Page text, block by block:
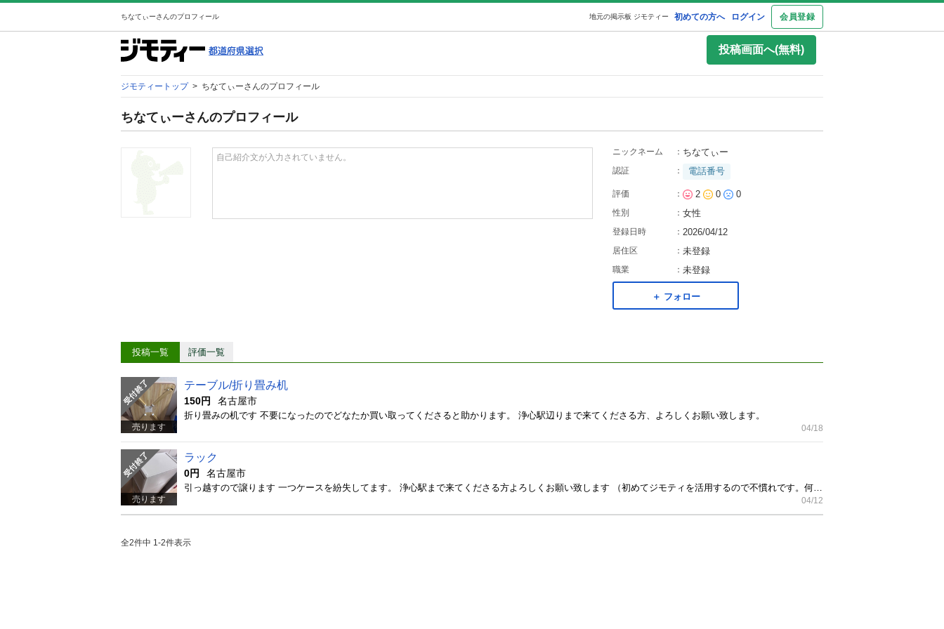
ちなてぃーさんのプロフィール 初めての方へ ログイン 会員登録
地元の掲示板 ジモティー
投稿画面へ(無料)
ジモティートップ > ちなてぃーさんのプロフィール
ちなてぃーさんのプロフィール
自己紹介文が入力されていません。
ニックネーム ： ちなてぃー
認証 ： 電話番号
評価 ： 2 0 0
性別 ： 女性
登録日時 ： 2026/04/12
居住区 ： 未登録
職業 ： 未登録
＋ フォロー
投稿一覧 評価一覧
売ります
テーブル/折り畳み机
150円 名古屋市
折り畳みの机です 不要になったのでどなたか買い取ってくださると助かります。 浄心駅辺りまで来てくださる方、よろしくお願い致します。
04/18
売ります
ラック
0円 名古屋市
04/12
全2件中 1-2件表示